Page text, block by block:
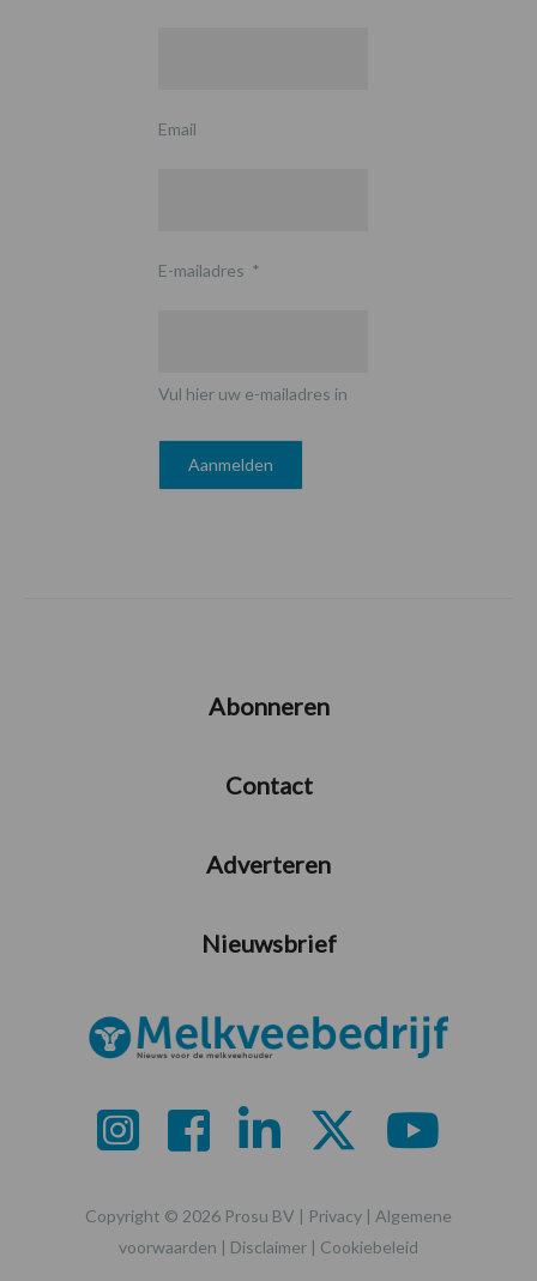
Email
E-mailadres *
Vul hier uw e-mailadres in
Abonneren
Contact
Adverteren
Nieuwsbrief
Copyright © 2026 Prosu BV | Privacy | Algemene
voorwaarden | Disclaimer | Cookiebeleid